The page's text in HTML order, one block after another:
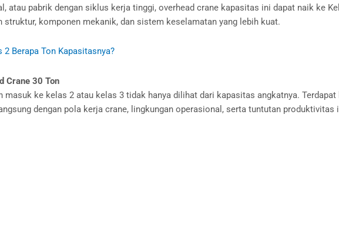
atau pabrik dengan siklus kerja tinggi, overhead crane kapasitas ini dapat naik ke
komponen mekanik, dan sistem keselamatan yang lebih kuat.
2 Berapa Ton Kapasitasnya?
Crane 30 Ton
masuk ke kelas 2 atau kelas 3 tidak hanya dilihat dari kapasitas angkatnya.
dengan pola kerja crane, lingkungan operasional, serta tuntutan